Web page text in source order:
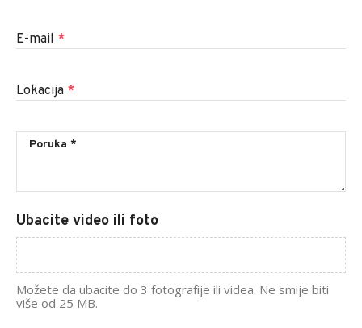
E-mail *
Lokacija *
Ubacite video ili foto
Možete da ubacite do 3 fotografije ili videa. Ne smije biti
više od 25 MB.